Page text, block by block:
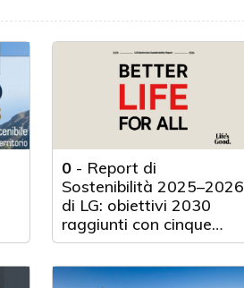
0- Report di
Sostenibilità 2025–2026
di LG: obiettivi 2030
raggiunti con cinque
anni d'anticipo